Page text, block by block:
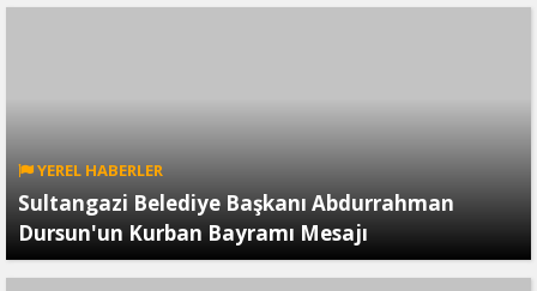
YEREL HABERLER
Sultangazi Belediye Başkanı Abdurrahman
Dursun'un Kurban Bayramı Mesajı